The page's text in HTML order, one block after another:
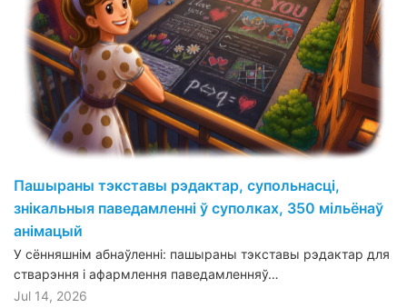
Пашыраны тэкставы рэдактар, супольнасці,
знікальныя паведамленні ў суполках, 350 мільёнаў
анімацый
У сённяшнім абнаўленні: пашыраны тэкставы рэдактар для
стварэння і афармлення паведамленняў…
Jul 14, 2026